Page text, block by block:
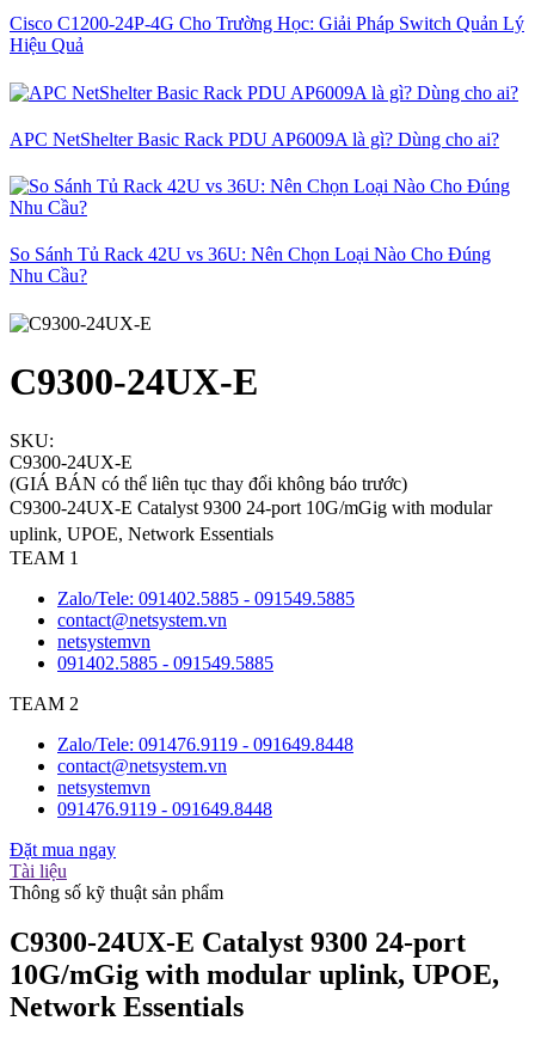
Cisco C1200-24P-4G Cho Trường Học: Giải Pháp Switch Quản Lý
Hiệu Quả
APC NetShelter Basic Rack PDU AP6009A là gì? Dùng cho ai?
So Sánh Tủ Rack 42U vs 36U: Nên Chọn Loại Nào Cho Đúng
Nhu Cầu?
C9300-24UX-E
SKU:
C9300-24UX-E
(GIÁ BÁN có thể liên tục thay đổi không báo trước)
C9300-24UX-E Catalyst 9300 24-port 10G/mGig with modular
uplink, UPOE, Network Essentials
TEAM 1
Zalo/Tele: 091402.5885 - 091549.5885
contact@netsystem.vn
netsystemvn
091402.5885 - 091549.5885
TEAM 2
Zalo/Tele: 091476.9119 - 091649.8448
contact@netsystem.vn
netsystemvn
091476.9119 - 091649.8448
Đặt mua ngay
Tài liệu
Thông số kỹ thuật sản phẩm
C9300-24UX-E Catalyst 9300 24-port
10G/mGig with modular uplink, UPOE,
Network Essentials